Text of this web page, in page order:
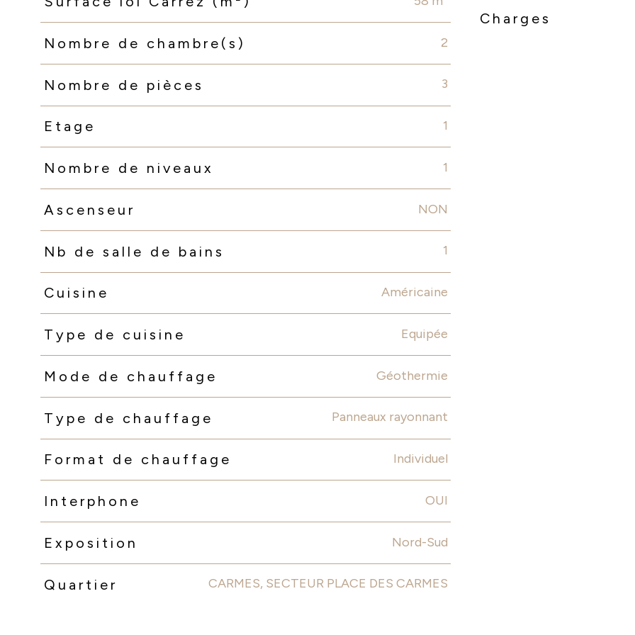
Nombre de chambre(s) 2
Nombre de pièces 3
Etage 1
Nombre de niveaux 1
Ascenseur NON
Nb de salle de bains 1
Cuisine Américaine
Type de cuisine Equipée
Mode de chauffage Géothermie
Type de chauffage Panneaux rayonnant
Format de chauffage Individuel
Interphone OUI
Exposition Nord-Sud
Quartier CARMES, SECTEUR PLACE DES CARMES
Charges